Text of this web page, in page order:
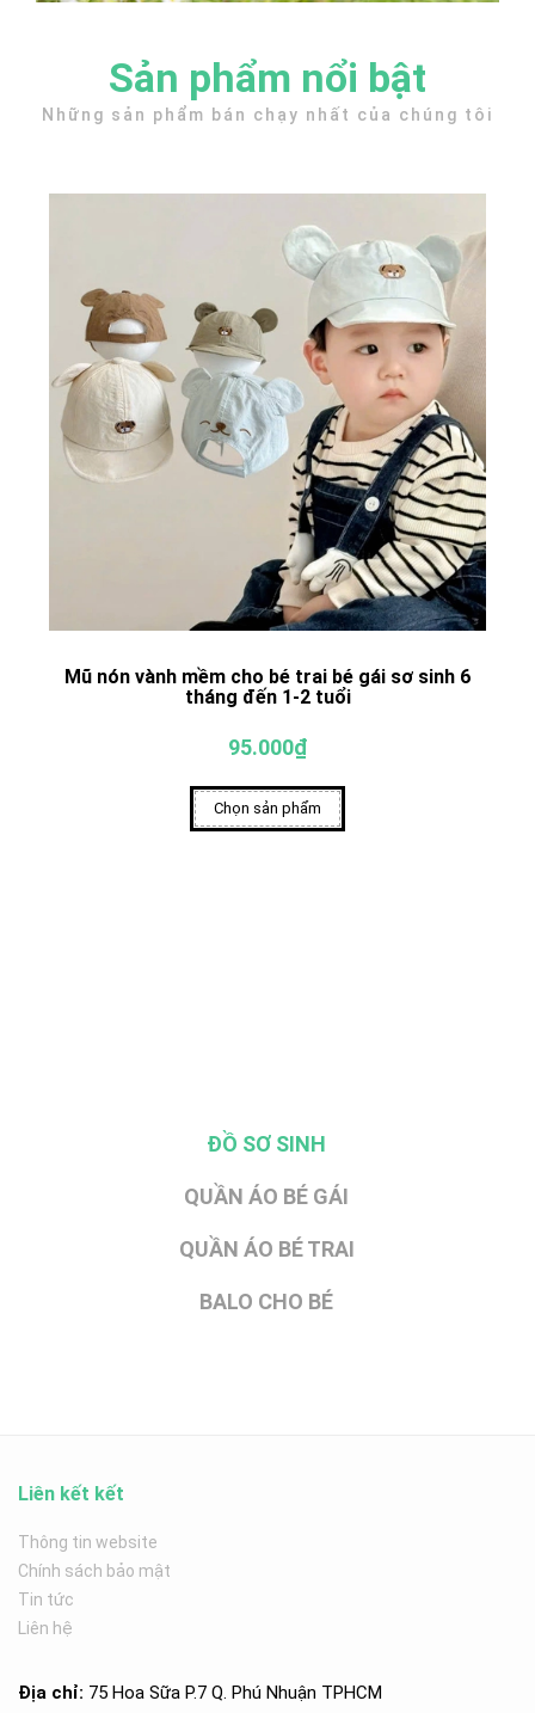
Sản phẩm nổi bật
Những sản phẩm bán chạy nhất của chúng tôi
Mũ nón vành mềm cho bé trai bé gái sơ sinh 6
tháng đến 1-2 tuổi
95.000₫
Chọn sản phẩm
ĐỒ SƠ SINH
QUẦN ÁO BÉ GÁI
QUẦN ÁO BÉ TRAI
BALO CHO BÉ
Liên kết kết
Thông tin website
Chính sách bảo mật
Tin tức
Liên hệ
Địa chỉ: 75 Hoa Sữa P.7 Q. Phú Nhuận TPHCM